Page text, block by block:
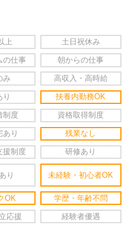
上 土日祝休み
の仕事 朝からの仕事
み 高収入・高時給
り 扶養内勤務OK
制度 資格取得制度
あり 残業なし
援制度 研修あり
り 未経験・初心者OK
OK 学歴・年齢不問
応援 経験者優遇